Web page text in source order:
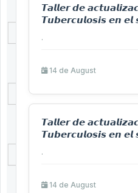
𝙏𝙖𝙡𝙡𝙚𝙧 𝙙𝙚
𝙏𝙪𝙗𝙚𝙧𝙘𝙪𝙡𝙤𝙨𝙞𝙨 𝙚𝙣 𝙚𝙡
.
14 de August
𝙏𝙖𝙡𝙡𝙚𝙧 𝙙𝙚
𝙏𝙪𝙗𝙚𝙧𝙘𝙪𝙡𝙤𝙨𝙞𝙨 𝙚𝙣 𝙚𝙡
.
14 de August